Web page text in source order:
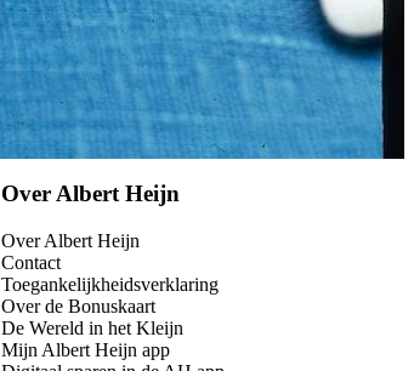
Over Albert Heijn
Over Albert Heijn
Contact
Toegankelijkheidsverklaring
Over de Bonuskaart
De Wereld in het Kleijn
Mijn Albert Heijn app